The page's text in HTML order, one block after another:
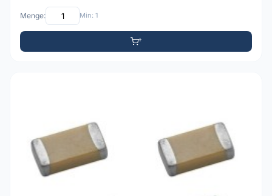
Menge: Min: 1